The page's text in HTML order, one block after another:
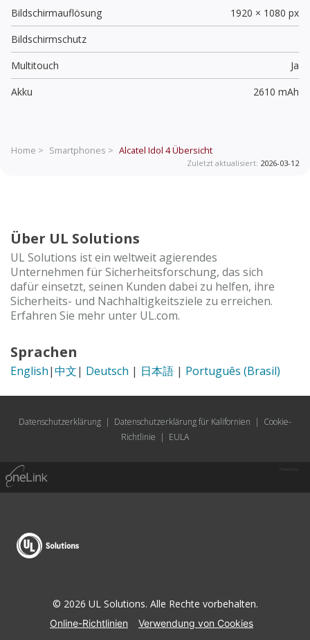
Bildschirmauflösung
1920 × 1080 px
Bildschirmschutz
Multitouch
Ja
Akku
2610 mAh
Home > Smartphones > Alcatel Idol 4Übersicht
Zuletzt aktualisiert: 2026-03-12
Über UL Solutions
UL Solutions ist ein weltweit agierendes
Unternehmen für Sicherheitsforschung, das sich
dafür einsetzt, seinen Kunden dabei zu helfen, ihre
Sicherheits- und Nachhaltigkeitsziele zu erreichen.
Erfahren Sie mehr unter UL.com.
Sprachen
English|中文| Deutsch | 日本語 | Português (Brasil)
Datenschutzerklärung | Datenschutzerklärung für Kalifornien | Cookie-
Richtlinie | EULA
© 2026 UL Solutions. Alle Rechte vorbehalten.
Online-Richtlinien
Verwendung von Cookies